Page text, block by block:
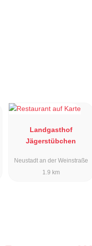
Landgasthof
Jägerstübchen
Neustadt an der Weinstraße
1.9 km